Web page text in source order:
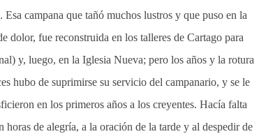
campana que tañó muchos lustros y que puso en la
dolor, fue reconstruida en los talleres de Cartago para
y, luego, en la Iglesia Nueva; pero los años y la rotura
hubo de suprimirse su servicio del campanario, y se le
en los primeros años a los creyentes. Hacía falta
horas de alegría, a la oración de la tarde y al despedir de